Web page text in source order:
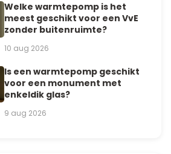
Welke warmtepomp is het
meest geschikt voor een VvE
zonder buitenruimte?
10 aug 2026
Is een warmtepomp geschikt
voor een monument met
enkeldik glas?
9 aug 2026